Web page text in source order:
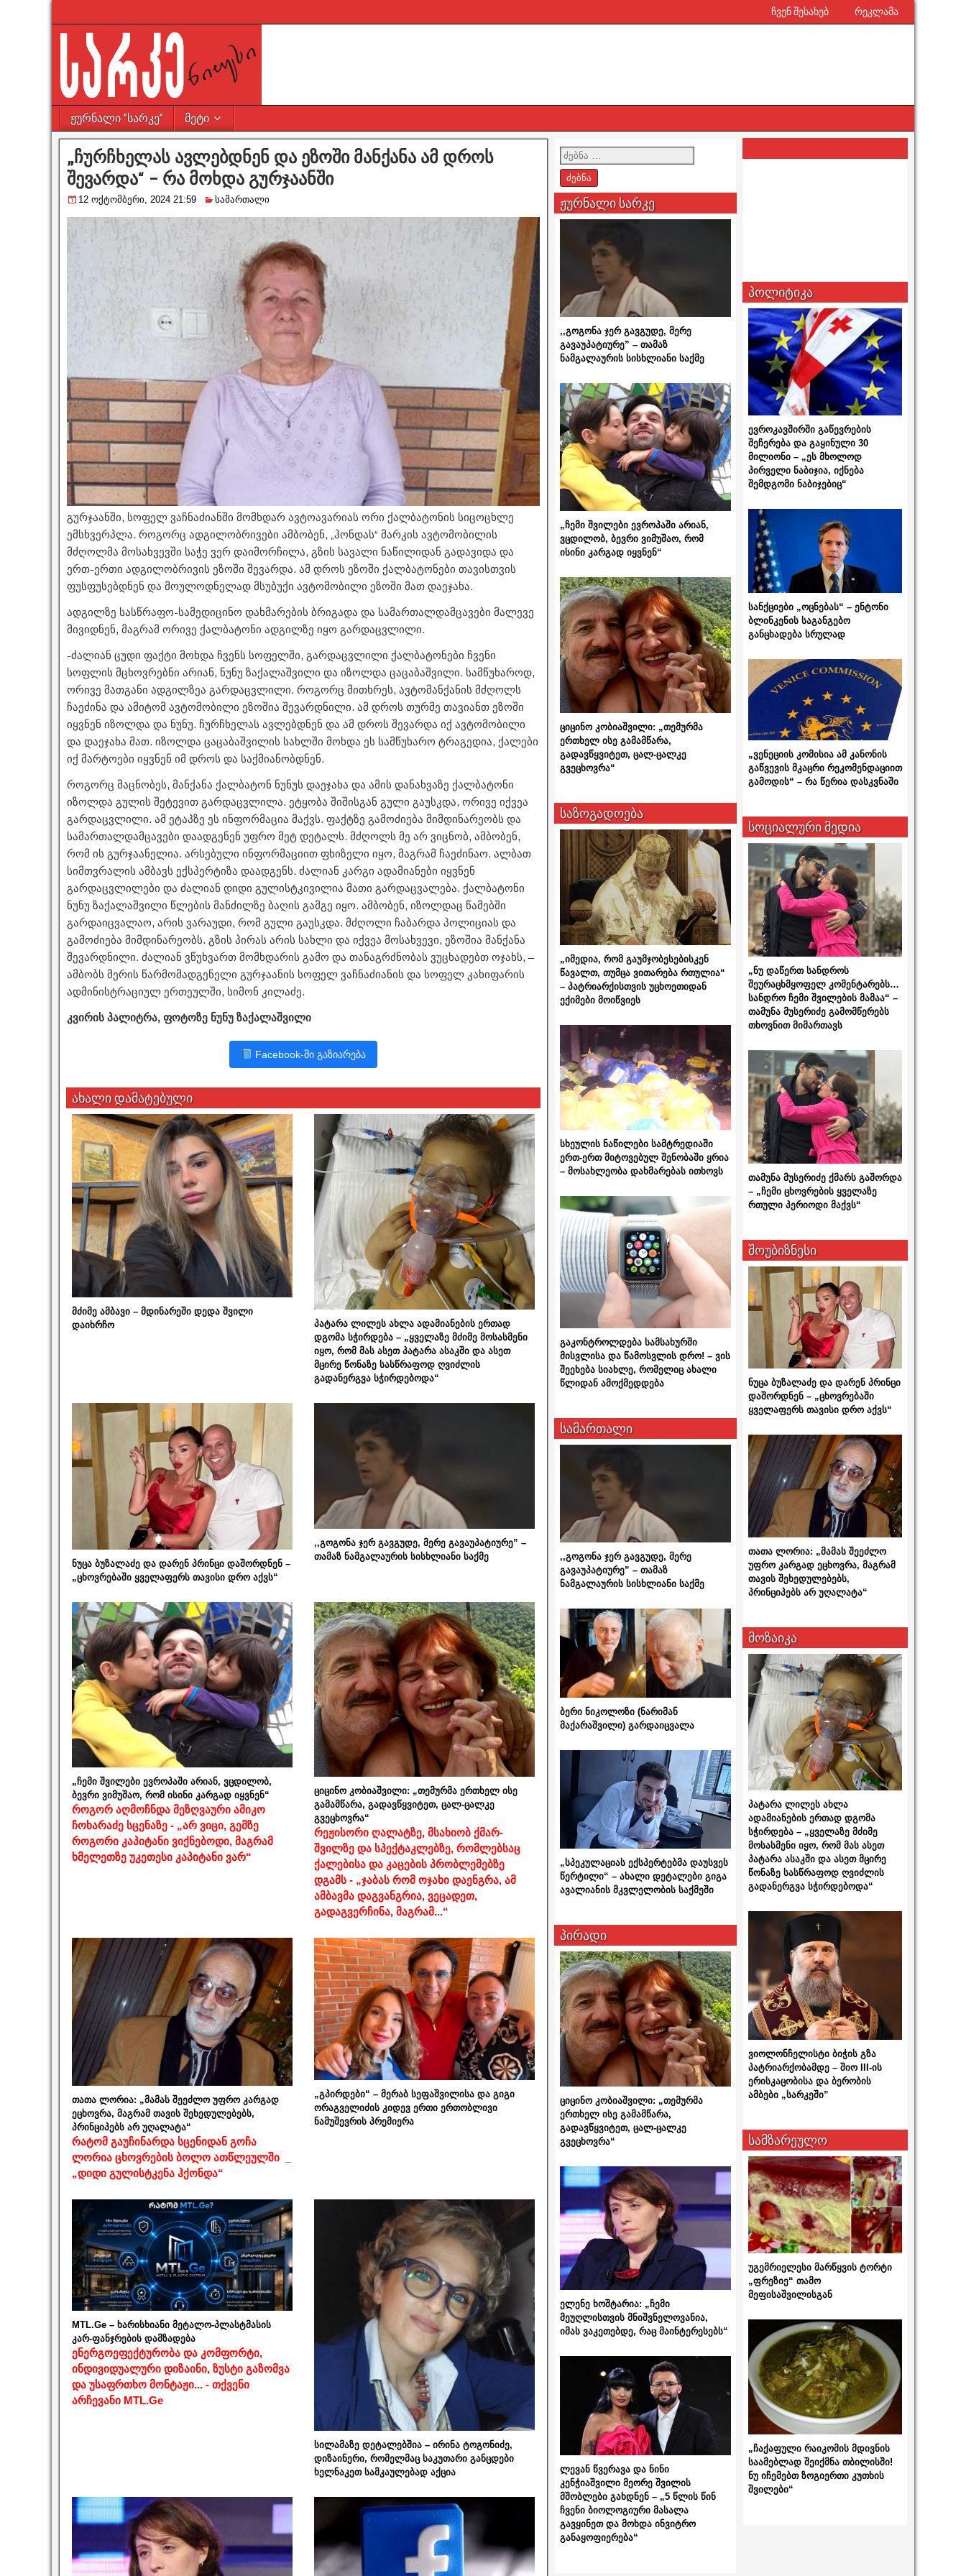
ჩვენ შესახებ რეკლამა
ჟურნალი ”სარკე” მეტი
„ჩურჩხელას ავლებდნენ და ეზოში მანქანა ამ დროს
შევარდა“ – რა მოხდა გურჯაანში
12 ოქტომბერი, 2024 21:59 სამართალი
გურჯაანში, სოფელ ვაჩნაძიანში მომხდარ ავტოავარიას ორი ქალბატონის სიცოცხლე
ემსხვერპლა. როგორც ადგილობრივები ამბობენ, „ჰონდას“ მარკის ავტომობილის
მძღოლმა მოსახვევში საჭე ვერ დაიმორჩილა, გზის სავალი ნაწილიდან გადავიდა და
ერთ-ერთი ადგილობრივის ეზოში შევარდა. ამ დროს ეზოში ქალბატონები თავისთვის
ფუსფუსებდნენ და მოულოდნელად მსუბუქი ავტომობილი ეზოში მათ დაეჯახა.
ადგილზე სასწრაფო-სამედიცინო დახმარების ბრიგადა და სამართალდამცავები მალევე
მივიდნენ, მაგრამ ორივე ქალბატონი ადგილზე იყო გარდაცვლილი.
-ძალიან ცუდი ფაქტი მოხდა ჩვენს სოფელში, გარდაცვლილი ქალბატონები ჩვენი
სოფლის მცხოვრებნი არიან, ნუნუ ზაქალაშვილი და იზოლდა ცაცაბაშვილი. სამწუხაროდ,
ორივე მათგანი ადგილზეა გარდაცვლილი. როგორც მითხრეს, ავტომანქანის მძღოლს
ჩაეძინა და ამიტომ ავტომობილი ეზოშია შევარდნილი. ამ დროს თურმე თავიანთ ეზოში
იყვნენ იზოლდა და ნუნუ. ჩურჩხელას ავლებდნენ და ამ დროს შევარდა იქ ავტომობილი
და დაეჯახა მათ. იზოლდა ცაცაბაშვილის სახლში მოხდა ეს სამწუხარო ტრაგედია, ქალები
იქ მარტოები იყვნენ იმ დროს და საქმიანობდნენ.
როგორც მაცნობეს, მანქანა ქალბატონ ნუნუს დაეჯახა და ამის დანახვაზე ქალბატონი
იზოლდა გულის შეტევით გარდაცვლილა. ეტყობა შიშისგან გული გაუსკდა, ორივე იქვეა
გარდაცვლილი. ამ ეტაპზე ეს ინფორმაცია მაქვს. ფაქტზე გამოძიება მიმდინარეობს და
სამართალდამცავები დაადგენენ უფრო მეტ დეტალს. მძღოლს მე არ ვიცნობ, ამბობენ,
რომ ის გურჯაანელია. არსებული ინფორმაციით ფხიზელი იყო, მაგრამ ჩაეძინაო. ალბათ
სიმთვრალის ამბავს ექსპერტიზა დაადგენს. ძალიან კარგი ადამიანები იყვნენ
გარდაცვლილები და ძალიან დიდი გულისტკივილია მათი გარდაცვალება. ქალბატონი
ნუნუ ზაქალაშვილი წლების მანძილზე ბაღის გამგე იყო. ამბობენ, იზოლდაც წამებში
გარდაიცვალაო, არის ვარაუდი, რომ გული გაუსკდა. მძღოლი ჩაბარდა პოლიციას და
გამოძიება მიმდინარეობს. გზის პირას არის სახლი და იქვეა მოსახვევი, ეზოშია მანქანა
შევარდნილი. ძალიან ვწუხვართ მომხდარის გამო და თანაგრძნობას ვუცხადებთ ოჯახს, –
ამბობს მერის წარმომადგენელი გურჯაანის სოფელ ვაჩნაძიანის და სოფელ კახიფარის
ადმინისტრაციულ ერთეულში, სიმონ კილაძე.
კვირის პალიტრა, ფოტოზე ნუნუ ზაქალაშვილი
Facebook-ში გაზიარება
ახალი დამატებული
მძიმე ამბავი – მდინარეში დედა შვილი
დაიხრჩო
პატარა ლილეს ახლა ადამიანების ერთად
დგომა სჭირდება – „ყველაზე მძიმე მოსასმენი
იყო, რომ მას ასეთ პატარა ასაკში და ასეთ
მცირე წონაზე სასწრაფოდ ღვიძლის
გადანერგვა სჭირდებოდა“
ნუცა ბუზალაძე და დარენ პრინცი დაშორდნენ –
„ცხოვრებაში ყველაფერს თავისი დრო აქვს“
,,გოგონა ჯერ გავგუდე, მერე გავაუპატიურე” –
თამაზ ნამგალაურის სისხლიანი საქმე
„ჩემი შვილები ევროპაში არიან, ვცდილობ,
ბევრი ვიმუშაო, რომ ისინი კარგად იყვნენ“
როგორ აღმოჩნდა მეზღვაური ამიკო
ჩოხარაძე სცენაზე - „არ ვიცი, გემზე
როგორი კაპიტანი ვიქნებოდი, მაგრამ
ხმელეთზე უკეთესი კაპიტანი ვარ“
ციცინო კობიაშვილი: „თემურმა ერთხელ ისე
გამამწარა, გადავწყვიტეთ, ცალ-ცალკე
გვეცხოვრა“
რეჟისორი ღალატზე, მსახიობ ქმარ-
შვილზე და სპექტაკლებზე, რომლებსაც
ქალებისა და კაცების პრობლემებზე
დგამს - „ჯაბას რომ ოჯახი დაენგრა, ამ
ამბავმა დაგვანგრია, ვეცადეთ,
გადაგვერჩინა, მაგრამ...“
თათა ლორია: „მამას შეეძლო უფრო კარგად
ეცხოვრა, მაგრამ თავის შეხედულებებს,
პრინციპებს არ უღალატა“
რატომ გაუჩინარდა სცენიდან გოჩა
ლორია ცხოვრების ბოლო ათწლეულში _
„დიდი გულისტკენა ჰქონდა“
„გპირდები“ – მერაბ სეფაშვილისა და გიგი
ორაგველიძის კიდევ ერთი ერთობლივი
ნამუშევრის პრემიერა
MTL.Ge – ხარისხიანი მეტალო-პლასტმასის
კარ-ფანჯრების დამზადება
ენერგოეფექტურობა და კომფორტი,
ინდივიდუალური დიზაინი, ზუსტი გაზომვა
და უსაფრთხო მონტაჟი... - თქვენი
არჩევანი MTL.Ge
სილამაზე დეტალებშია – ირინა ტოგონიძე,
დიზაინერი, რომელმაც საკუთარი განცდები
ხელნაკეთ სამკაულებად აქცია
ჟურნალი სარკე
,,გოგონა ჯერ გავგუდე, მერე
გავაუპატიურე” – თამაზ
ნამგალაურის სისხლიანი საქმე
„ჩემი შვილები ევროპაში არიან,
ვცდილობ, ბევრი ვიმუშაო, რომ
ისინი კარგად იყვნენ“
ციცინო კობიაშვილი: „თემურმა
ერთხელ ისე გამამწარა,
გადავწყვიტეთ, ცალ-ცალკე
გვეცხოვრა“
საზოგადოება
„იმედია, რომ გაუმჯობესებისკენ
წავალთ, თუმცა ვითარება რთულია“
– პატრიარქისთვის უცხოეთიდან
ექიმები მოიწვიეს
სხეულის ნაწილები სამტრედიაში
ერთ-ერთ მიტოვებულ შენობაში ყრია
– მოსახლეობა დახმარებას ითხოვს
გაკონტროლდება სამსახურში
მისვლისა და წამოსვლის დრო! – ვის
შეეხება სიახლე, რომელიც ახალი
წლიდან ამოქმედდება
სამართალი
,,გოგონა ჯერ გავგუდე, მერე
გავაუპატიურე” – თამაზ
ნამგალაურის სისხლიანი საქმე
ბერი ნიკოლოზი (ნარიმან
მაქარაშვილი) გარდაიცვალა
„სპეკულაციას ექსპერტებმა დაუსვეს
წერტილი“ – ახალი დეტალები გიგა
ავალიანის მკვლელობის საქმეში
პირადი
ციცინო კობიაშვილი: „თემურმა
ერთხელ ისე გამამწარა,
გადავწყვიტეთ, ცალ-ცალკე
გვეცხოვრა“
ელენე ხოშტარია: „ჩემი
მეუღლისთვის მნიშვნელოვანია,
იმას ვაკეთებდე, რაც მაინტერესებს“
ლევან წვერავა და ნინი
კენჭიაშვილი მეორე შვილის
მშობლები გახდნენ – „5 წლის წინ
ჩვენი ბიოლოგიური მასალა
გავყინეთ და მოხდა ინვიტრო
განაყოფიერება“
პოლიტიკა
ევროკავშირში გაწევრების
შეჩერება და გაყინული 30
მილიონი – „ეს მხოლოდ
პირველი ნაბიჯია, იქნება
შემდგომი ნაბიჯებიც“
სანქციები „ოცნებას“ – ენტონი
ბლინკენის საგანგებო
განცხადება სრულად
„ვენეციის კომისია ამ კანონის
გაწვევის მკაცრი რეკომენდაციით
გამოდის“ – რა წერია დასკვნაში
სოციალური მედია
„ნუ დაწერთ სანდროს
შეურაცხმყოფელ კომენტარებს…
სანდრო ჩემი შვილების მამაა“ –
თამუნა მუსერიძე გამომწერებს
თხოვნით მიმართავს
თამუნა მუსერიძე ქმარს გაშორდა
– „ჩემი ცხოვრების ყველაზე
რთული პერიოდი მაქვს“
შოუბიზნესი
ნუცა ბუზალაძე და დარენ პრინცი
დაშორდნენ – „ცხოვრებაში
ყველაფერს თავისი დრო აქვს“
თათა ლორია: „მამას შეეძლო
უფრო კარგად ეცხოვრა, მაგრამ
თავის შეხედულებებს,
პრინციპებს არ უღალატა“
მოზაიკა
პატარა ლილეს ახლა
ადამიანების ერთად დგომა
სჭირდება – „ყველაზე მძიმე
მოსასმენი იყო, რომ მას ასეთ
პატარა ასაკში და ასეთ მცირე
წონაზე სასწრაფოდ ღვიძლის
გადანერგვა სჭირდებოდა“
ვიოლონჩელისტი ბიჭის გზა
პატრიარქობამდე – შიო III-ის
ერისკაცობისა და ბერობის
ამბები „სარკეში”
სამზარეულო
უგემრიელესი მარწყვის ტორტი
„ფრეზიე“ თამო
მეფისაშვილისგან
„ჩაქაფული რაიკომის მდივნის
საამებლად შეიქმნა თბილისში!
ნუ იჩემებთ ზოგიერთი კუთხის
შვილები“